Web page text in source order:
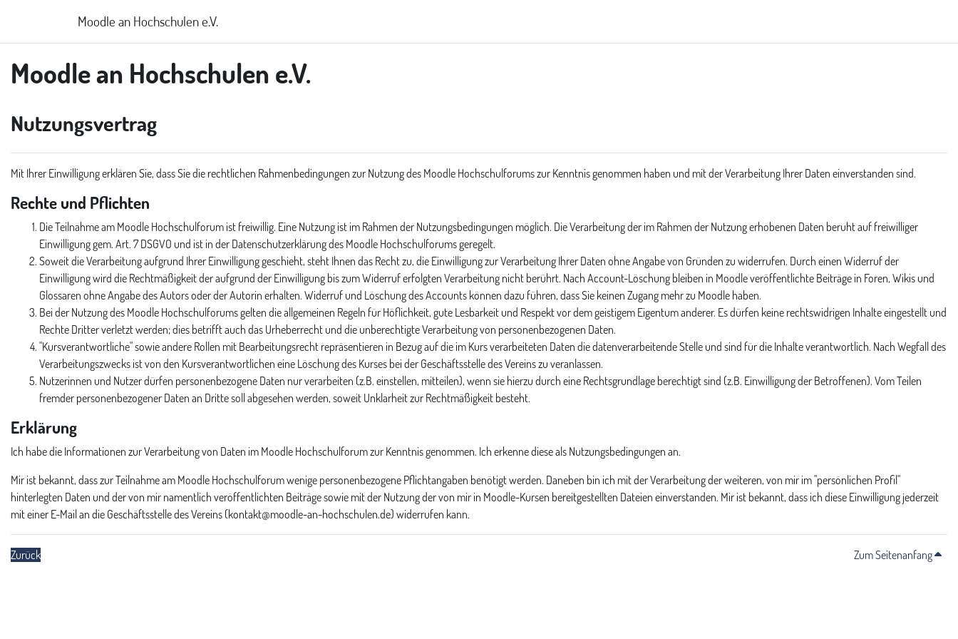
Moodle an Hochschulen e.V.
Moodle an Hochschulen e.V.
Nutzungsvertrag
Mit Ihrer Einwilligung erklären Sie, dass Sie die rechtlichen Rahmenbedingungen zur Nutzung des Moodle Hochschulforums zur Kenntnis genommen haben und mit der Verarbeitung Ihrer Daten einverstanden sind.
Rechte und Pflichten
Die Teilnahme am Moodle Hochschulforum ist freiwillig. Eine Nutzung ist im Rahmen der Nutzungsbedingungen möglich. Die Verarbeitung der im Rahmen der Nutzung erhobenen Daten beruht auf freiwilliger
Einwilligung gem. Art. 7 DSGVO und ist in der Datenschutzerklärung des Moodle Hochschulforums geregelt.
Soweit die Verarbeitung aufgrund Ihrer Einwilligung geschieht, steht Ihnen das Recht zu, die Einwilligung zur Verarbeitung Ihrer Daten ohne Angabe von Gründen zu widerrufen. Durch einen Widerruf der
Einwilligung wird die Rechtmäßigkeit der aufgrund der Einwilligung bis zum Widerruf erfolgten Verarbeitung nicht berührt. Nach Account-Löschung bleiben in Moodle veröffentlichte Beiträge in Foren, Wikis und
Glossaren ohne Angabe des Autors oder der Autorin erhalten. Widerruf und Löschung des Accounts können dazu führen, dass Sie keinen Zugang mehr zu Moodle haben.
Bei der Nutzung des Moodle Hochschulforums gelten die allgemeinen Regeln für Höflichkeit, gute Lesbarkeit und Respekt vor dem geistigem Eigentum anderer. Es dürfen keine rechtswidrigen Inhalte eingestellt und
Rechte Dritter verletzt werden; dies betrifft auch das Urheberrecht und die unberechtigte Verarbeitung von personenbezogenen Daten.
"Kursverantwortliche" sowie andere Rollen mit Bearbeitungsrecht repräsentieren in Bezug auf die im Kurs verarbeiteten Daten die datenverarbeitende Stelle und sind für die Inhalte verantwortlich. Nach Wegfall des
Verarbeitungszwecks ist von den Kursverantwortlichen eine Löschung des Kurses bei der Geschäftsstelle des Vereins zu veranlassen.
Nutzerinnen und Nutzer dürfen personenbezogene Daten nur verarbeiten (z.B. einstellen, mitteilen), wenn sie hierzu durch eine Rechtsgrundlage berechtigt sind (z.B. Einwilligung der Betroffenen). Vom Teilen
fremder personenbezogener Daten an Dritte soll abgesehen werden, soweit Unklarheit zur Rechtmäßigkeit besteht.
Erklärung
Ich habe die Informationen zur Verarbeitung von Daten im Moodle Hochschulforum zur Kenntnis genommen. Ich erkenne diese als Nutzungsbedingungen an.
Mir ist bekannt, dass zur Teilnahme am Moodle Hochschulforum wenige personenbezogene Pflichtangaben benötigt werden. Daneben bin ich mit der Verarbeitung der weiteren, von mir im "persönlichen Profil"
hinterlegten Daten und der von mir namentlich veröffentlichten Beiträge sowie mit der Nutzung der von mir in Moodle-Kursen bereitgestellten Dateien einverstanden. Mir ist bekannt, dass ich diese Einwilligung jederzeit
mit einer E-Mail an die Geschäftsstelle des Vereins (kontakt@moodle-an-hochschulen.de) widerrufen kann.
Zurück Zum Seitenanfang